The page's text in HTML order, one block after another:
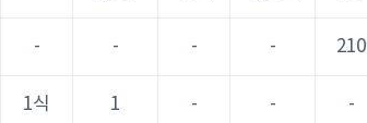
- - - - 210
1식 1 - - -